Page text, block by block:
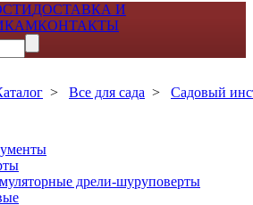
ДОСТАВКА И
КОНТАКТЫ
> Все для сада > Садовый
дрели-шуруповерты